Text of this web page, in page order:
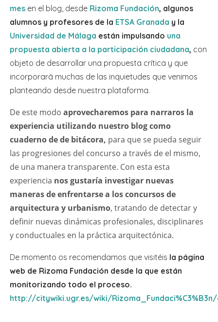
mes en el blog, desde Rizoma Fundación, algunos
alumnos y profesores de la ETSA Granada y la
Universidad de Málaga están impulsando una
propuesta abierta a la participación ciudadana, con
objeto de desarrollar una propuesta crítica y que
incorporará muchas de las inquietudes que venimos
planteando desde nuestra plataforma.
De este modo aprovecharemos para narraros la
experiencia utilizando nuestro blog como
cuaderno de de bitácora, para que se pueda seguir
las progresiones del concurso a través de el mismo,
de una manera transparente. Con esta esta
experiencia nos gustaría investigar nuevas
maneras de enfrentarse a los concursos de
arquitectura y urbanismo, tratando de detectar y
definir nuevas dinámicas profesionales, disciplinares
y conductuales en la práctica arquitectónica.
De momento os recomendamos que visitéis la página
web de Rizoma Fundación desde la que están
monitorizando todo el proceso.
http://citywiki.ugr.es/wiki/